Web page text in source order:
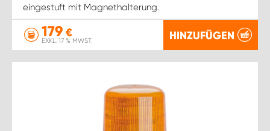
eingestuft mit Magnethalterung.
179 €
EXKL. 17 % MWST. HINZUFÜGEN